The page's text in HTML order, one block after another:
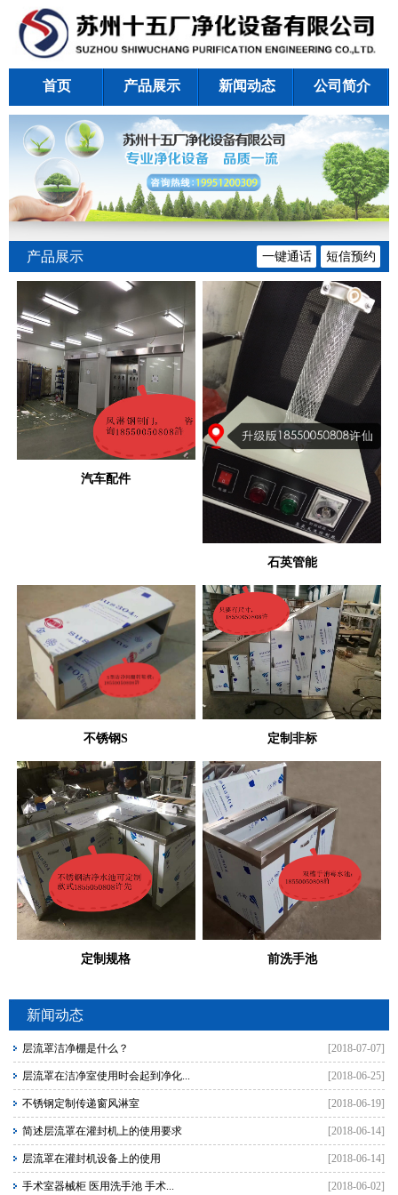
首页 产品展示 新闻动态 公司简介
产品展示 短信预约
一键通话
汽车配件
石英管能
不锈钢S 定制非标
定制规格 前洗手池
新闻动态
[2018-07-07]
层流罩洁净棚是什么？
[2018-06-25]
层流罩在洁净室使用时会起到净化...
[2018-06-19]
不锈钢定制传递窗风淋室
[2018-06-14]
简述层流罩在灌封机上的使用要求
[2018-06-14]
层流罩在灌封机设备上的使用
[2018-06-02]
手术室器械柜 医用洗手池 手术...